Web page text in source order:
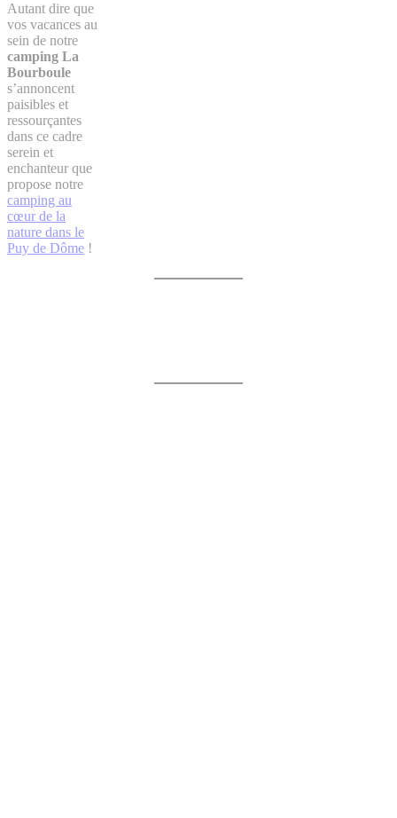
Autant dire que
vos vacances au
sein de notre
camping La
Bourboule
s’annoncent
paisibles et
ressourçantes
dans ce cadre
serein et
enchanteur que
propose notre
camping au
cœur de la
nature dans le
Puy de Dôme !